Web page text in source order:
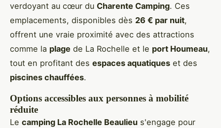
verdoyant au cœur du Charente Camping. Ces
emplacements, disponibles dès 26 € par nuit,
offrent une vraie proximité avec des attractions
comme la plage de La Rochelle et le port Houmeau,
tout en profitant des espaces aquatiques et des
piscines chauffées.
Options accessibles aux personnes à mobilité
réduite
Le camping La Rochelle Beaulieu s'engage pour